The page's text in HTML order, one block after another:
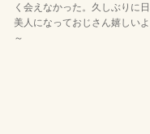
く会えなかった。久しぶりに
美人になっておじさん嬉しい
～